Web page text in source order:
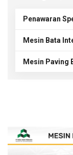
Penawaran
Mesin Bata
Mesin Paving